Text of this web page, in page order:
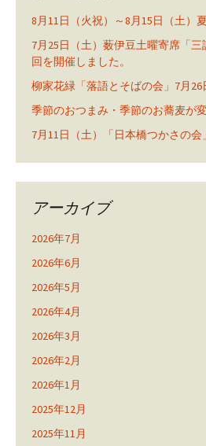
8月11日（火祝）～8月15日（土）
7月25日（土）薮伊豆土曜寄席「
回を開催しました。
柳家花緑「落語とそばの会」7月26
季節のおつまみ・季節のお蕎麦が
7月11日（土）「日本橋つかさの会
アーカイブ
2026年7月
2026年6月
2026年5月
2026年4月
2026年3月
2026年2月
2026年1月
2025年12月
2025年11月